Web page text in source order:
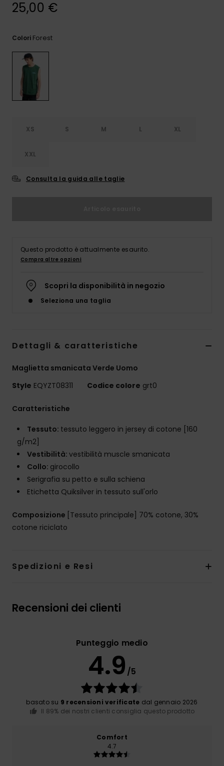
25,00 €
Colori Forest
XS S M L XL
XXL
Consulta la guida alle taglie
Questo prodotto è attualmente esaurito.
Compra altre opzioni
Scopri la disponibilità in negozio
Seleziona una taglia
Dettagli & caratteristiche
Maglietta smanicata Verde Uomo
Style EQYZT08311 Codice colore grt0
Caratteristiche
Tessuto: tessuto leggero in jersey di cotone [160
g/m2]
Vestibilità: vestibilità muscle smanicata
Collo: girocollo
Serigrafia su petto e sulla schiena
Etichetta Quiksilver in tessuto sull'orlo
Composizione [Tessuto principale] 70% cotone, 30%
cotone riciclato
Spedizioni e Resi
Recensioni dei clienti
Punteggio medio
4.9 /5
basato su 9 recensioni verificate dal gennaio 2026
Il 89% dei nostri clienti consiglia questo prodotto
Comfort
4.7